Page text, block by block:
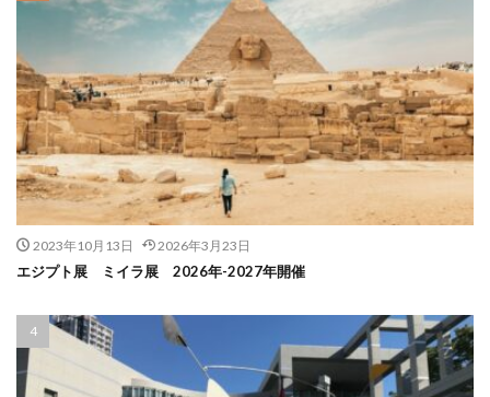
2023年10月13日 2026年3月23日
エジプト展 ミイラ展 2026年-2027年開催